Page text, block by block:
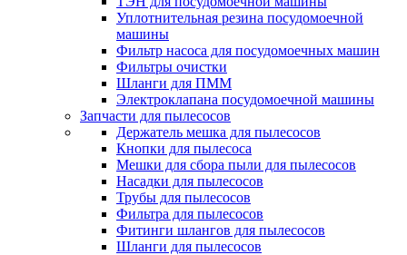
Уплотнительная резина посудомоечной
машины
Фильтр насоса для посудомоечных машин
Фильтры очистки
Шланги для ПММ
Электроклапана посудомоечной машины
Запчасти для пылесосов
Держатель мешка для пылесосов
Кнопки для пылесоса
Мешки для сбора пыли для пылесосов
Насадки для пылесосов
Трубы для пылесосов
Фильтра для пылесосов
Фитинги шлангов для пылесосов
Шланги для пылесосов